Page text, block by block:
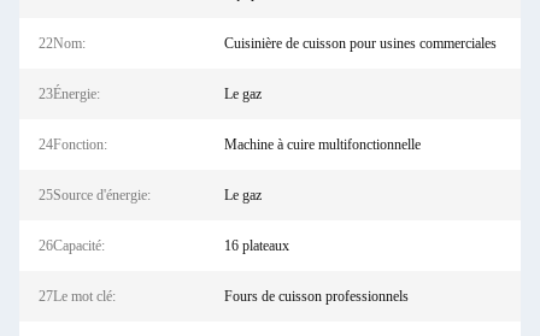
22Nom: Cuisinière de cuisson pour usines commerciales
23Énergie: Le gaz
24Fonction: Machine à cuire multifonctionnelle
25Source d'énergie: Le gaz
26Capacité: 16 plateaux
27Le mot clé: Fours de cuisson professionnels